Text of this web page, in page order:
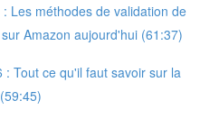
Les méthodes de validation de
Amazon aujourd'hui (61:37)
: Tout ce qu'il faut savoir sur la